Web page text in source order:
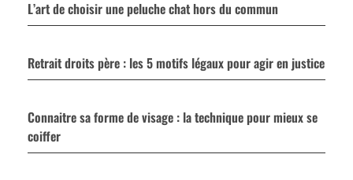
L’art de choisir une peluche chat hors du commun
Retrait droits père : les 5 motifs légaux pour agir en justice
Connaitre sa forme de visage : la technique pour mieux se
coiffer